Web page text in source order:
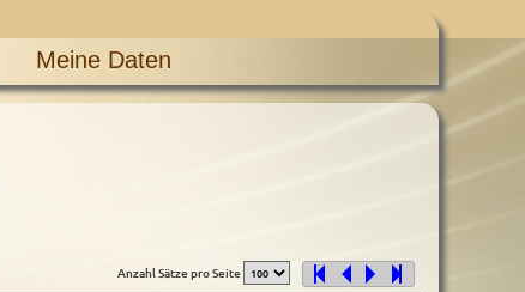
Meine Daten
Anzahl Sätze pro Seite